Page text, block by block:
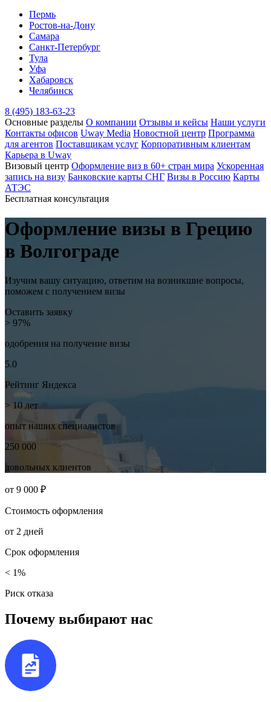
Пермь
Ростов-на-Дону
Самара
Санкт-Петербург
Тула
Уфа
Хабаровск
Челябинск
8 (495) 183-63-23
Основные разделы О компании Отзывы и кейсы Наши услуги
Контакты офисов Uway Media Новостной центр Программа
для агентов Поставщикам услуг Корпоративным клиентам
Карьера в Uway
Визовый центр Оформление виз в 60+ стран мира Ускоренная
запись на визу Банковские карты СНГ Визы в Россию Карты
АТЭС
Бесплатная консультация
Оформление визы в Грецию
в Волгограде
Изучим вашу ситуацию, ответим на возникшие вопросы,
поможем с получением визы
Оставить заявку
> 97%
одобрения на получение визы
5.0
Рейтинг Яндекса
> 10лет
опыт нашихспециалистов
250 000
довольных клиентов
от 9 000 ₽
Стоимость оформления
от 2 дней
Срок оформления
< 1%
Риск отказа
Почему выбирают нас